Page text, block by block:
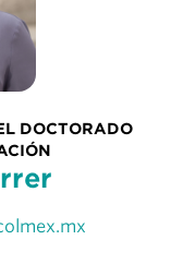
DOCTORADO